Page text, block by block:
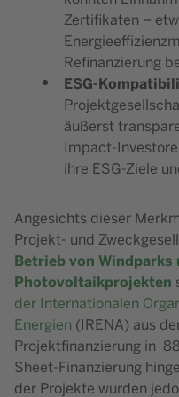
Zertifikaten –
Refinanzierung
ESG-
äußerst
Impact-
ihre ESG-Ziele
Angesichts dieser
Projekt- und
Betrieb von Windparks
Photovoltaikprojekten
der Internationalen
Energien (IRENA) aus
Projektfinanzierung in
Sheet-Finanzierung
der Projekte wurden